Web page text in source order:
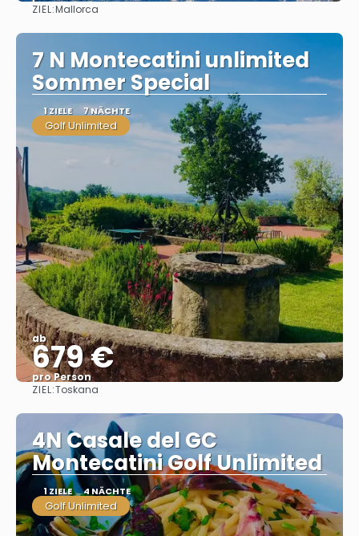
ZIEL:Mallorca
7 N Montecatini unlimited
Sommer Special
1 ZIELE 7 NÄCHTE
Golf Unlimited
ab
679 €
pro Person
ZIEL:Toskana
4N Casale del GC
Montecatini Golf Unlimited
1 ZIELE 4 NÄCHTE
Golf Unlimited